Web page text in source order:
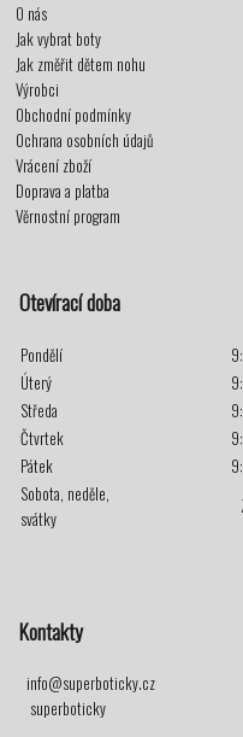
O nás
Jak vybrat boty
Jak změřit dětem nohu
Výrobci
Obchodní podmínky
Ochrana osobních údajů
Vrácení zboží
Doprava a platba
Věrnostní program
Otevírací doba
Pondělí
Úterý
Středa
Čtvrtek
Pátek
Sobota, neděle,
svátky
Kontakty
info@superboticky.cz
superboticky